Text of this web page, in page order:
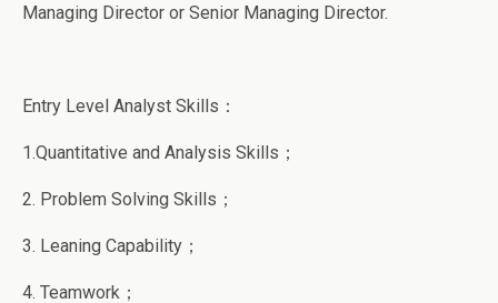
Managing Director or Senior Managing Director.
Entry Level Analyst Skills：
1.Quantitative and Analysis Skills；
2. Problem Solving Skills；
3. Leaning Capability；
4. Teamwork；